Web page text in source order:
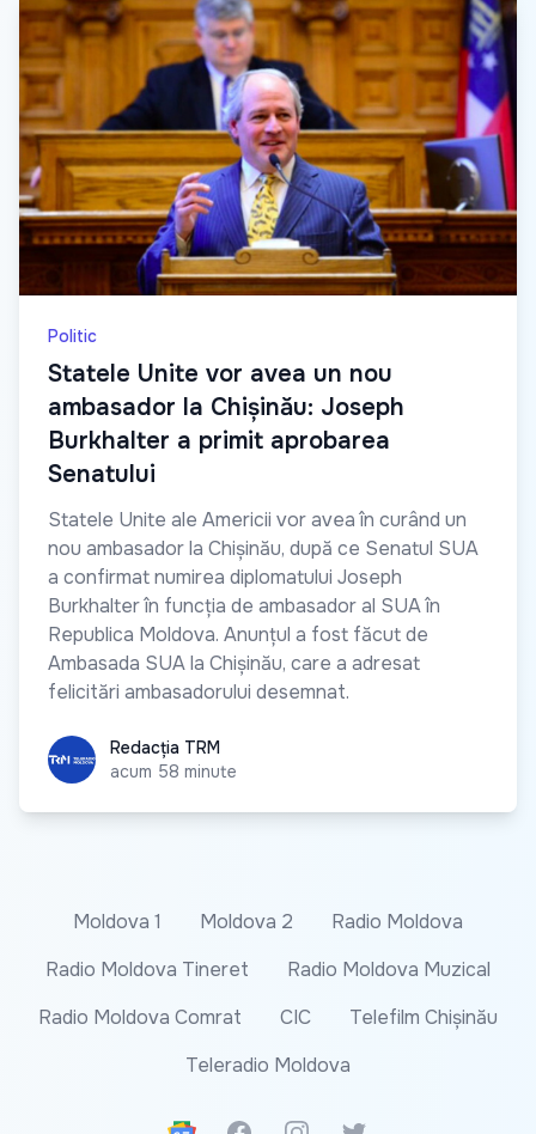
Politic
Statele Unite vor avea un nou
ambasador la Chișinău: Joseph
Burkhalter a primit aprobarea
Senatului
Statele Unite ale Americii vor avea în curând un
nou ambasador la Chișinău, după ce Senatul SUA
a confirmat numirea diplomatului Joseph
Burkhalter în funcția de ambasador al SUA în
Republica Moldova. Anunțul a fost făcut de
Ambasada SUA la Chișinău, care a adresat
felicitări ambasadorului desemnat.
Redacția TRM
Redacția TRM
acum 58 minute
Moldova 1 Moldova 2
Radio Moldova
Radio Moldova Tineret
Radio Moldova Muzical
Radio Moldova Comrat
CIC
Telefilm Chișinău
Teleradio Moldova